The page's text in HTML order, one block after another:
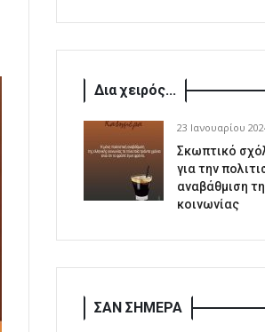
Δια χειρός...
23 Ιανουαρίου
Σκωπτικό
για την
αναβάθμιση
κοινωνίας
ΣΑΝ ΣΗΜΕΡΑ